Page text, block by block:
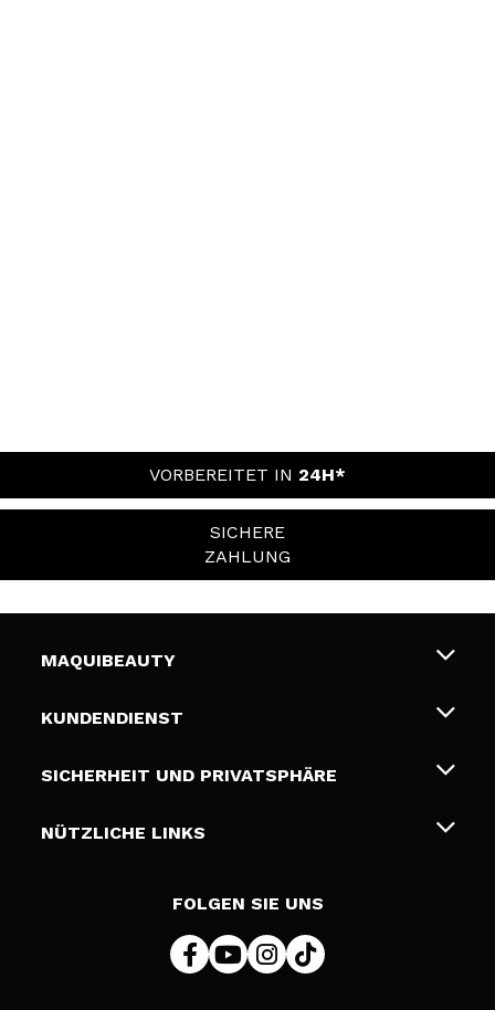
VORBEREITET IN 24H*
SICHERE
ZAHLUNG
MAQUIBEAUTY
Über uns
Geschenkkarten
KUNDENDIENST
Liefer- und Versandkosten
Zahlung
SICHERHEIT UND PRIVATSPHÄRE
Bedingungen und Datenschutz
NÜTZLICHE LINKS
FOLGEN SIE UNS